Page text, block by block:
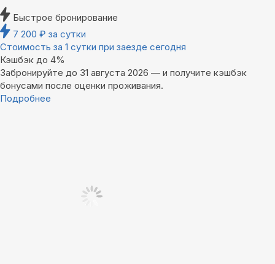
Быстрое бронирование
7 200 ₽ за сутки
Стоимость за 1 сутки при заезде сегодня
Кэшбэк до 4%
Забронируйте до 31 августа 2026 — и получите кэшбэк
бонусами после оценки проживания.
Подробнее